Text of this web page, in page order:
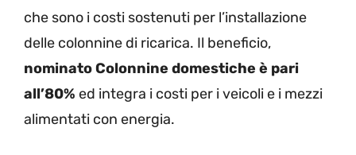
che sono i costi sostenuti per l’installazione
delle colonnine di ricarica. Il beneficio,
nominato Colonnine domestiche è pari
all’80% ed integra i costi per i veicoli e i mezzi
alimentati con energia.